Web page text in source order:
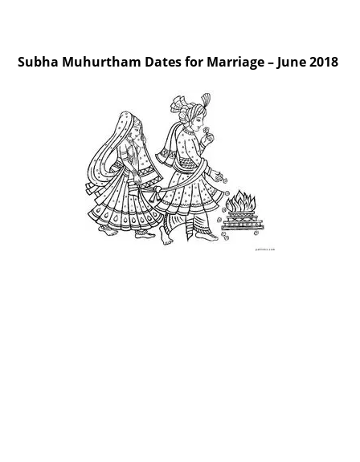
Subha Muhurtham Dates for Marriage – June 2018